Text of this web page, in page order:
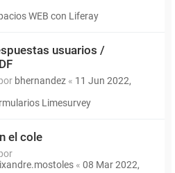
WEB con Liferay
usuarios /
bhernandez « 11 Jun 2022,
Limesurvey
el cole
« 08 Mar 2022,